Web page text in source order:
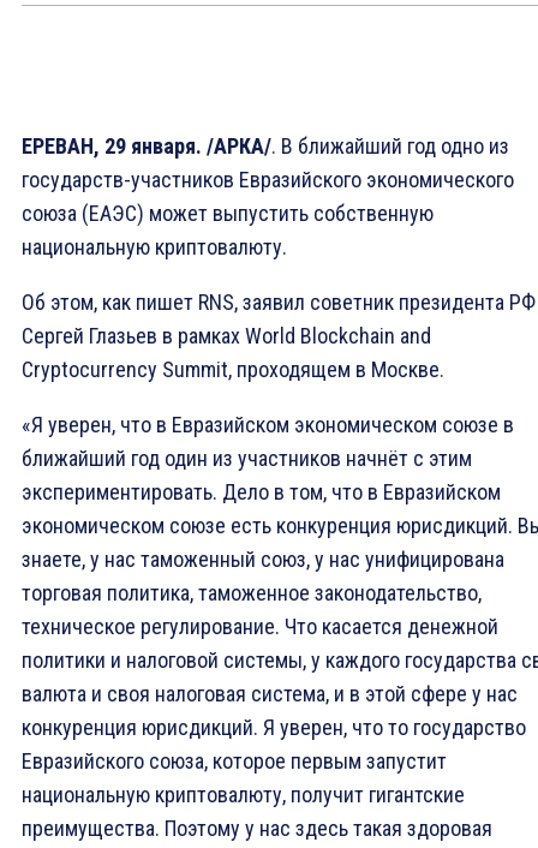
ЕРЕВАН, 29 января. /АРКА/. В ближайший год одно из
государств-участников Евразийского экономического
союза (ЕАЭС) может выпустить собственную
национальную криптовалюту.
Об этом, как пишет RNS, заявил советник президента РФ
Сергей Глазьев в рамках World Blockchain and
Cryptocurrency Summit, проходящем в Москве.
«Я уверен, что в Евразийском экономическом союзе в
ближайший год один из участников начнёт с этим
экспериментировать. Дело в том, что в Евразийском
экономическом союзе есть конкуренция юрисдикций.
знаете, у нас таможенный союз, у нас унифицирована
торговая политика, таможенное законодательство,
техническое регулирование. Что касается денежной
политики и налоговой системы, у каждого государства
валюта и своя налоговая система, и в этой сфере у нас
конкуренция юрисдикций. Я уверен, что то государство
Евразийского союза, которое первым запустит
национальную криптовалюту, получит гигантские
преимущества. Поэтому у нас здесь такая здоровая